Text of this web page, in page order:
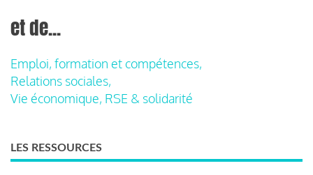
et de...
Emploi, formation et compétences,
Relations sociales,
Vie économique, RSE & solidarité
LES RESSOURCES